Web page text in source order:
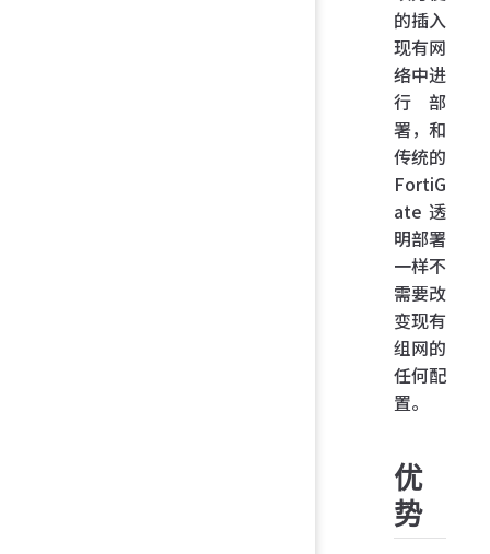
的插入
现有网
络中进
行部
署，和
传统的
FortiG
ate 透
明部署
一样不
需要改
变现有
组网的
任何配
置。
优
势